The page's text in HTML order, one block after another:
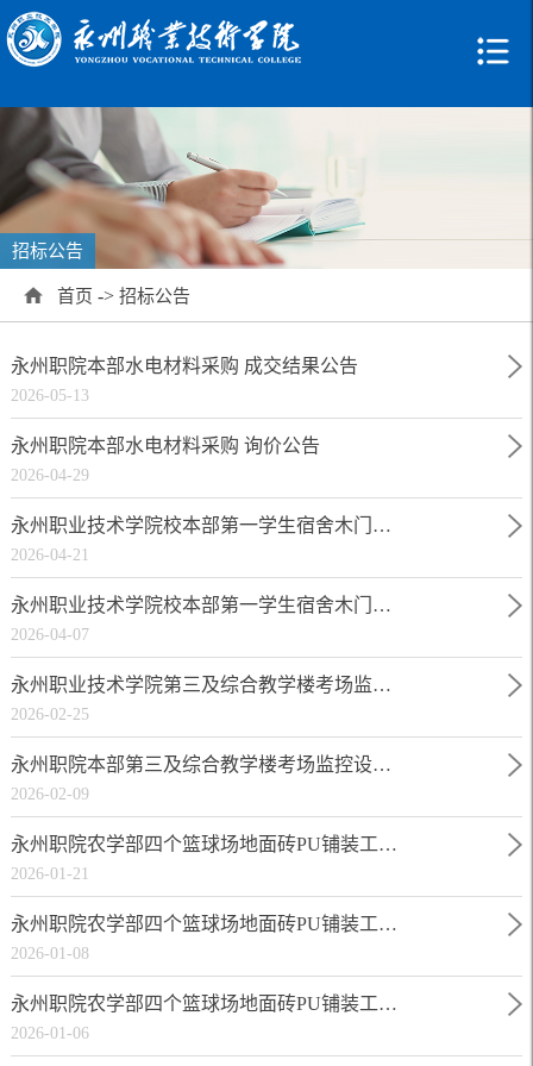
招标公告
首页 -> 招标公告
永州职院本部水电材料采购 成交结果公告
2026-05-13
永州职院本部水电材料采购 询价公告
2026-04-29
永州职业技术学院校本部第一学生宿舍木门…
2026-04-21
永州职业技术学院校本部第一学生宿舍木门…
2026-04-07
永州职业技术学院第三及综合教学楼考场监…
2026-02-25
永州职院本部第三及综合教学楼考场监控设…
2026-02-09
永州职院农学部四个篮球场地面砖PU铺装工…
2026-01-21
永州职院农学部四个篮球场地面砖PU铺装工…
2026-01-08
永州职院农学部四个篮球场地面砖PU铺装工…
2026-01-06